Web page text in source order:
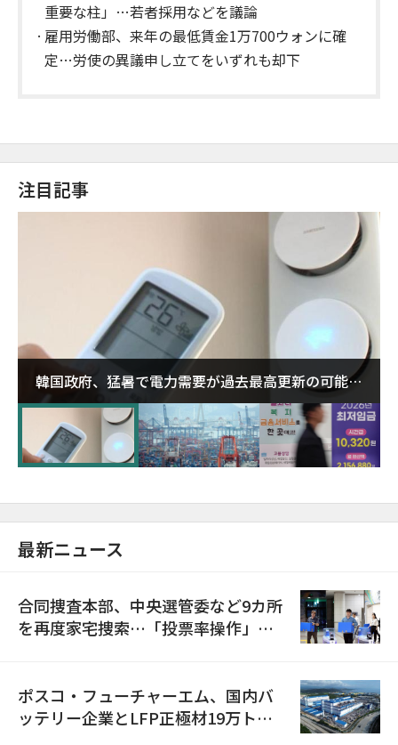
重要な柱」…若者採用などを議論
雇用労働部、来年の最低賃金1万700ウォンに確
定…労使の異議申し立てをいずれも却下
注目記事
韓国政府、猛暑で電力需要が過去最高更新の可能性
に需給対応体制を点検
最新ニュース
合同捜査本部、中央選管委など9カ所
を再度家宅捜索…「投票率操作」の
ポスコ・フューチャーエム、国内バ
ッテリー企業とLFP正極材19万トン